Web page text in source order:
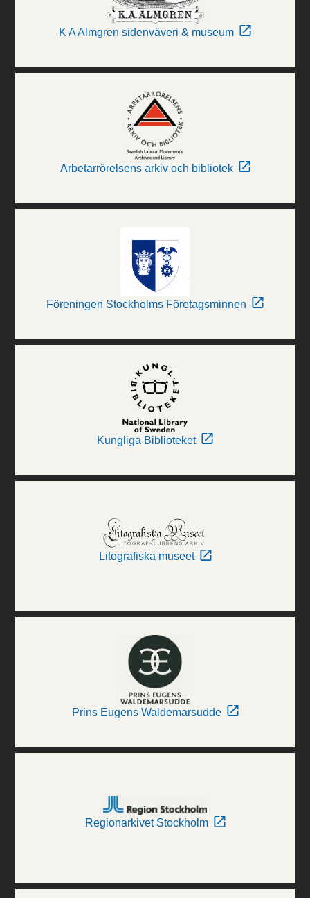
K A Almgren sidenväveri & museum
Arbetarrörelsens arkiv och bibliotek
Föreningen Stockholms Företagsminnen
Kungliga Biblioteket
Litografiska museet
Prins Eugens Waldemarsudde
Regionarkivet Stockholm